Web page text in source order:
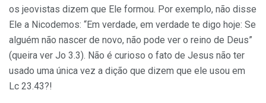
os jeovistas dizem que Ele formou. Por exemplo, não disse
Ele a Nicodemos: “Em verdade, em verdade te digo hoje: Se
alguém não nascer de novo, não pode ver o reino de Deus”
(queira ver Jo 3.3). Não é curioso o fato de Jesus não ter
usado uma única vez a dição que dizem que ele usou em
Lc 23.43?!